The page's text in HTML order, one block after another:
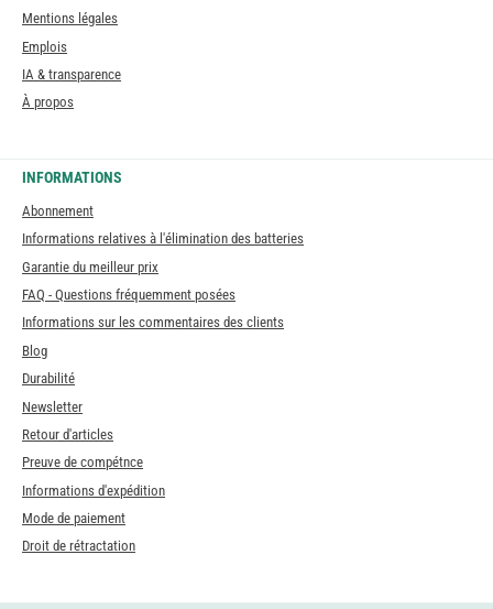
Mentions légales
Emplois
IA & transparence
À propos
INFORMATIONS
Abonnement
Informations relatives à l'élimination des batteries
Garantie du meilleur prix
FAQ - Questions fréquemment posées
Informations sur les commentaires des clients
Blog
Durabilité
Newsletter
Retour d'articles
Preuve de compétnce
Informations d'expédition
Mode de paiement
Droit de rétractation